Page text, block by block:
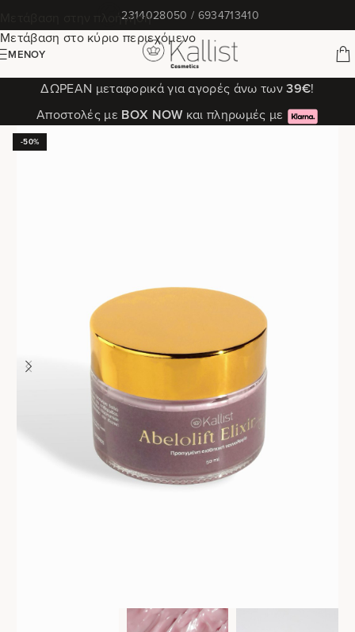
Μετάβαση στην πλοήγηση
Μετάβαση στο κύριο περιεχόμενο
✆2314028050 / 6934713410
ΜΕΝΟΎ
ΔΩΡΕΑΝ μεταφορικά για αγορές άνω των39€!
Αποστολές με ΒΟΧ ΝΟWκαι πληρωμές με
-50%